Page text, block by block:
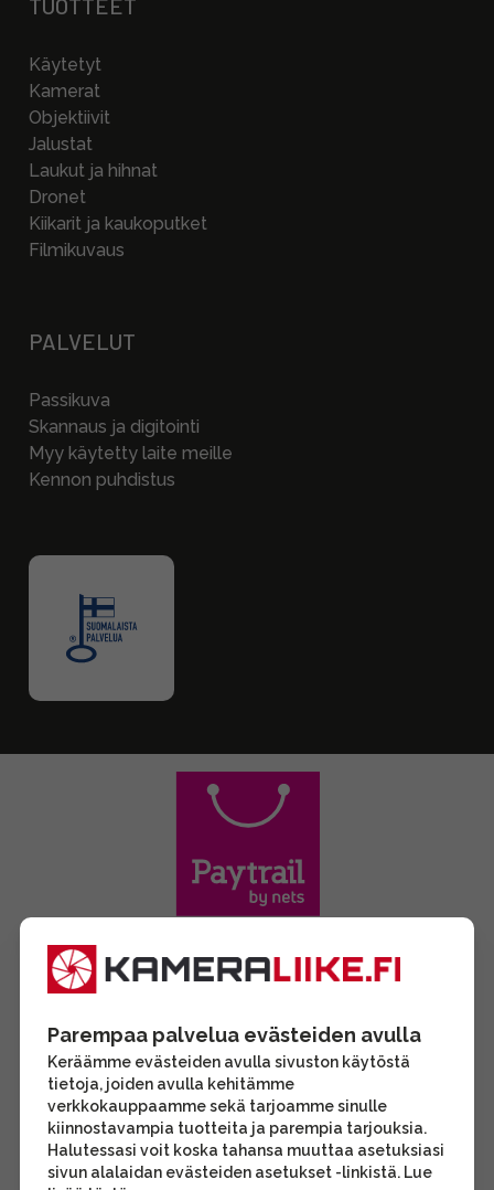
TUOTTEET
Käytetyt
Kamerat
Objektiivit
Jalustat
Laukut ja hihnat
Dronet
Kiikarit ja kaukoputket
Filmikuvaus
PALVELUT
Passikuva
Skannaus ja digitointi
Myy käytetty laite meille
Kennon puhdistus
Parempaa palvelua evästeiden avulla
Keräämme evästeiden avulla sivuston käytöstä
tietoja, joiden avulla kehitämme
verkkokauppaamme sekä tarjoamme sinulle
kiinnostavampia tuotteita ja parempia tarjouksia.
Halutessasi voit koska tahansa muuttaa asetuksiasi
sivun alalaidan evästeiden asetukset -linkistä. Lue